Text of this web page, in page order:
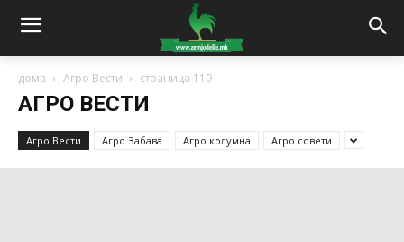
дома Агро Вести страница 119
АГРО ВЕСТИ
Агро Вести Агро Забава Агро колумна Агро совети